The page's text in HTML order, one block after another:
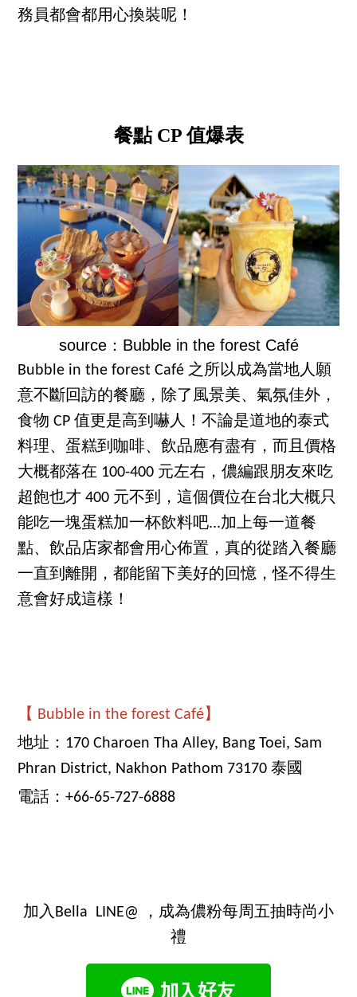
務員都會都用心換裝呢！
餐點 CP 值爆表
source：Bubble in the forest Café
Bubble in the forest Café 之所以成為當地人願
意不斷回訪的餐廳，除了風景美、氣氛佳外，
食物 CP 值更是高到嚇人！不論是道地的泰式
料理、蛋糕到咖啡、飲品應有盡有，而且價格
大概都落在 100-400 元左右，儂編跟朋友來吃
超飽也才 400 元不到，這個價位在台北大概只
能吃一塊蛋糕加一杯飲料吧...加上每一道餐
點、飲品店家都會用心佈置，真的從踏入餐廳
一直到離開，都能留下美好的回憶，怪不得生
意會好成這樣！
【 Bubble in the forest Café】
地址：170 Charoen Tha Alley, Bang Toei, Sam
Phran District, Nakhon Pathom 73170 泰國
電話：+66-65-727-6888
加入Bella LINE@ ，成為儂粉每周五抽時尚小
禮